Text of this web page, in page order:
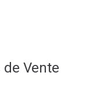
Vente